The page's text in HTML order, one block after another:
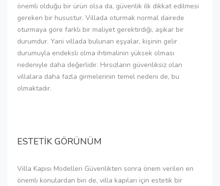
önemli olduğu bir ürün olsa da, güvenlik ilk dikkat edilmesi
gereken bir husustur. Villada oturmak normal dairede
oturmaya göre farklı bir maliyet gerektirdiği, aşikar bir
durumdur. Yani villada bulunan eşyalar, kişinin gelir
durumuyla endeksli olma ihtimalinin yüksek olması
nedeniyle daha değerlidir. Hırsızların güvenliksiz olan
villalara daha fazla girmelerinin temel nedeni de, bu
olmaktadır.
ESTETİK GÖRÜNÜM
Villa Kapısı Modelleri Güvenlikten sonra önem verilen en
önemli konulardan biri de, villa kapıları için estetik bir